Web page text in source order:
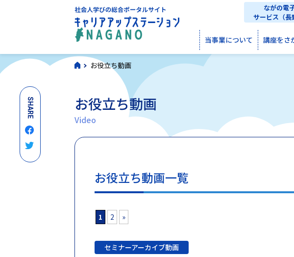
当事業について 講座をさ
ながの電
サービス（長
お役立ち動画
お役立ち動画
Video
お役立ち動画一覧
1 2 »
セミナーアーカイブ動画
SHARE